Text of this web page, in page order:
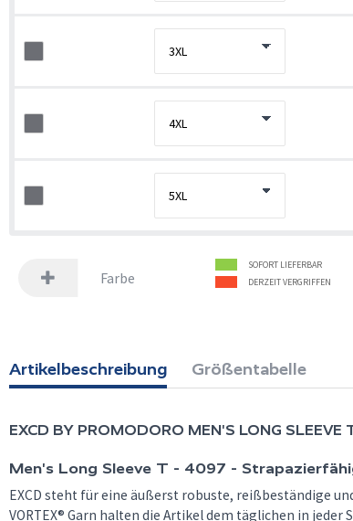
Farbe
SOFORT LIEFERBAR
DERZEIT VERGRIFFEN
Artikelbeschreibung Größentabelle
EXCD BY PROMODORO MEN'S LONG SLEEVE
Men's Long Sleeve T - 4097 -
EXCD steht für eine äußerst robuste, reißbeständige
VORTEX® Garn halten die Artikel dem täglichen in